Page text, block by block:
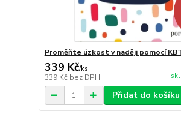
Proměňte úzkost v naději pomocí
339 Kč/ks
339 Kč bez DPH
Přidat do košíku